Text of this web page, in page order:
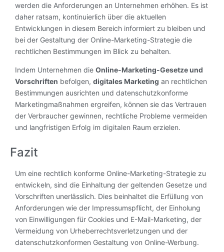
werden die Anforderungen an Unternehmen erhöhen. Es ist
daher ratsam, kontinuierlich über die aktuellen
Entwicklungen in diesem Bereich informiert zu bleiben und
bei der Gestaltung der Online-Marketing-Strategie die
rechtlichen Bestimmungen im Blick zu behalten.
Indem Unternehmen die Online-Marketing-Gesetze und
Vorschriften befolgen, digitales Marketing an rechtlichen
Bestimmungen ausrichten und datenschutzkonforme
Marketingmaßnahmen ergreifen, können sie das Vertrauen
der Verbraucher gewinnen, rechtliche Probleme vermeiden
und langfristigen Erfolg im digitalen Raum erzielen.
Fazit
Um eine rechtlich konforme Online-Marketing-Strategie zu
entwickeln, sind die Einhaltung der geltenden Gesetze und
Vorschriften unerlässlich. Dies beinhaltet die Erfüllung von
Anforderungen wie der Impressumspflicht, der Einholung
von Einwilligungen für Cookies und E-Mail-Marketing, der
Vermeidung von Urheberrechtsverletzungen und der
datenschutzkonformen Gestaltung von Online-Werbung.